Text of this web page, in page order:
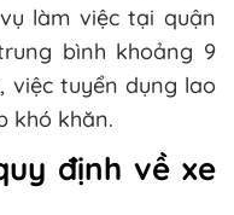
làm việc tại quận
bình khoảng 9
việc tuyển dụng lao
khó khăn.
định về xe